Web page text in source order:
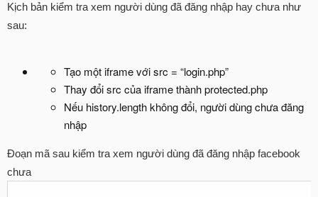
Kịch bản kiểm tra xem người dùng đã đăng nhập hay chưa như
sau:
Tạo một iframe với src = “login.php”
Thay đổi src của iframe thành protected.php
Nếu history.length không đổi, người dùng chưa đăng
nhập
Đoạn mã sau kiểm tra xem người dùng đã đăng nhập facebook
chưa